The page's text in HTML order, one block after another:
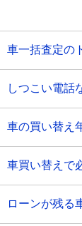
車一括査定の
しつこい電話
車の買い替え
車買い替えで
ローンが残る